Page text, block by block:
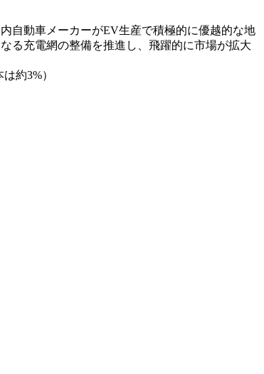
自動車メーカーがEV生産で積極的に優越的な地
る充電網の整備を推進し、飛躍的に市場が拡大
約3%）